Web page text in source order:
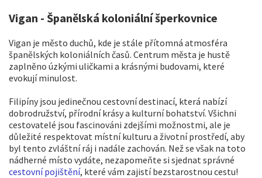
Vigan - Španělská koloniální šperkovnice
Vigan je město duchů, kde je stále přítomná atmosféra
španělských koloniálních časů. Centrum města je hustě
zaplněno úzkými uličkami a krásnými budovami, které
evokují minulost.
Filipíny jsou jedinečnou cestovní destinací, která nabízí
dobrodružství, přírodní krásy a kulturní bohatství. Všichni
cestovatelé jsou fascinováni zdejšími možnostmi, ale je
důležité respektovat místní kulturu a životní prostředí, aby
byl tento zvláštní ráj i nadále zachován. Než se však na toto
nádherné místo vydáte, nezapomeňte si sjednat správné
cestovní pojištění, které vám zajistí bezstarostnou cestu!